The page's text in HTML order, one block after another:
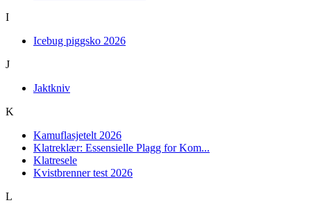
I
Icebug piggsko 2026
J
Jaktkniv
K
Kamuflasjetelt 2026
Klatreklær: Essensielle Plagg for Kom...
Klatresele
Kvistbrenner test 2026
L